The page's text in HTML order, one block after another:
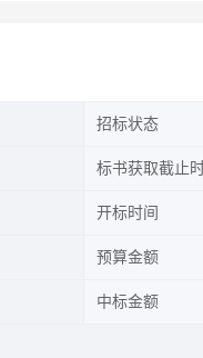
招标状态
标书获取截止
开标时间
预算金额
中标金额